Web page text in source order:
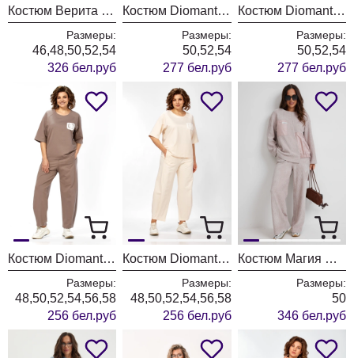
Костюм Верита 2449 молочный+шоколад
Размеры:
46,48,50,52,54
326 бел.руб
Костюм Diomant 2147 капучино
Размеры:
50,52,54
277 бел.руб
Костюм Diomant 2147 рыжий
Размеры:
50,52,54
277 бел.руб
Костюм Diomant 2156 капучино
Размеры:
48,50,52,54,56,58
256 бел.руб
Костюм Diomant 2156 сливочное масло
Размеры:
48,50,52,54,56,58
256 бел.руб
Костюм Магия Моды 2687 розовый
Размеры:
50
346 бел.руб